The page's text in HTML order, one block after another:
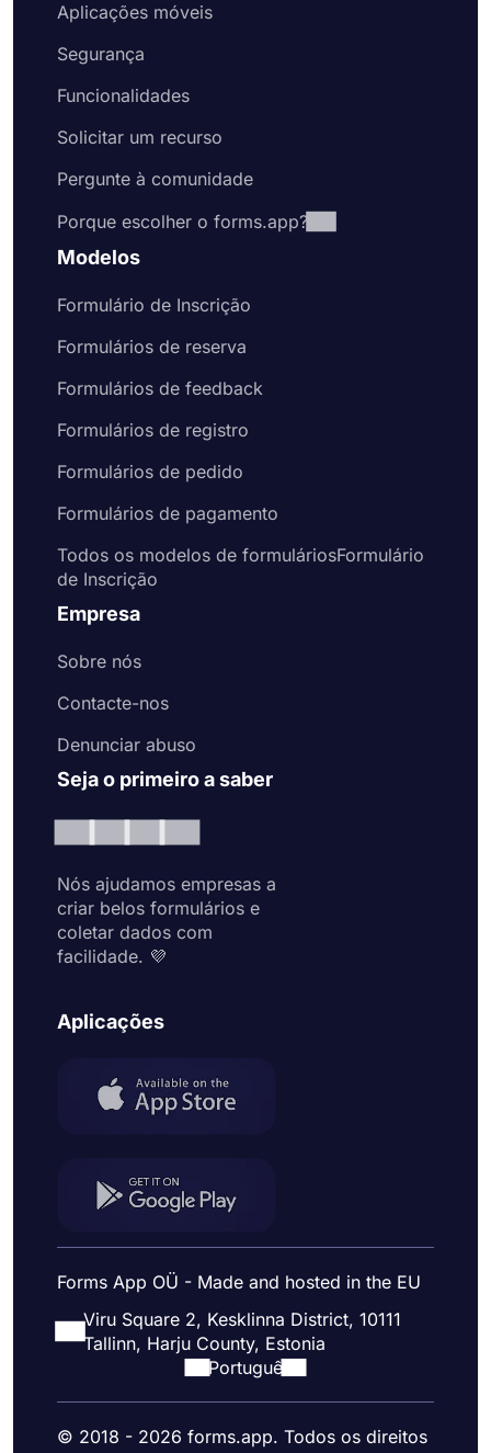
Aplicações móveis
Segurança
Funcionalidades
Solicitar um recurso
Pergunte à comunidade
Porque escolher o forms.app?
Modelos
Formulário de Inscrição
Formulários de reserva
Formulários de feedback
Formulários de registro
Formulários de pedido
Formulários de pagamento
Todos os modelos de formuláriosFormulário
de Inscrição
Empresa
Sobre nós
Contacte-nos
Denunciar abuso
Seja o primeiro a saber
Nós ajudamos empresas a
criar belos formulários e
coletar dados com
facilidade. 💜
Aplicações
Forms App OÜ - Made and hosted in the EU
Viru Square 2, Kesklinna District, 10111
Tallinn, Harju County, Estonia
Portuguê
© 2018 - 2026 forms.app. Todos os direitos